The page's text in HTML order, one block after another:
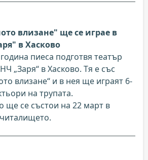
влизане" ще се играе в
в Хасково
пиеса подготвя театър
„Заря“ в Хасково. Тя е със
влизане“ и в нея ще играят 6-
на трупата.
ще се състои на 22 март в